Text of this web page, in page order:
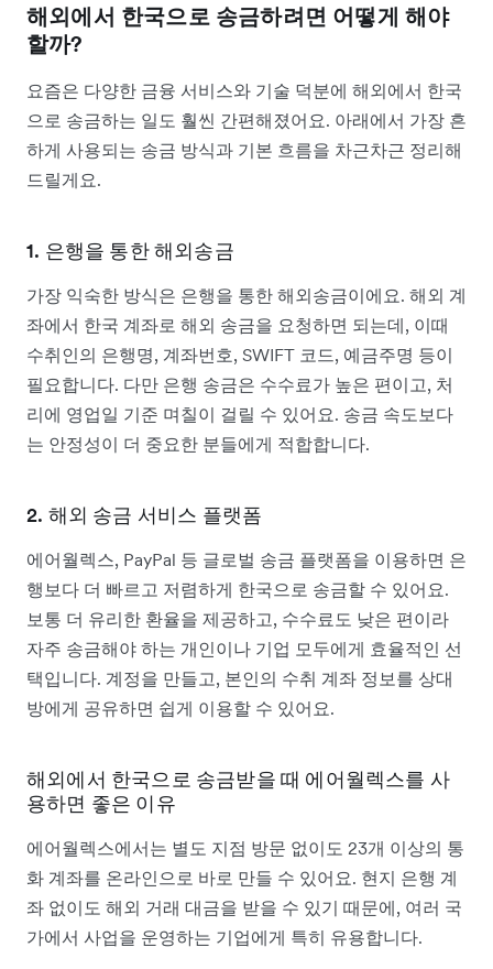
해외에서 한국으로 송금하려면 어떻게 해야
할까?
요즘은 다양한 금융 서비스와 기술 덕분에 해외에서 한국
으로 송금하는 일도 훨씬 간편해졌어요. 아래에서 가장 흔
하게 사용되는 송금 방식과 기본 흐름을 차근차근 정리해
드릴게요.
1. 은행을 통한 해외송금
가장 익숙한 방식은 은행을 통한 해외송금이에요. 해외 계
좌에서 한국 계좌로 해외 송금을 요청하면 되는데, 이때
수취인의 은행명, 계좌번호, SWIFT 코드, 예금주명 등이
필요합니다. 다만 은행 송금은 수수료가 높은 편이고, 처
리에 영업일 기준 며칠이 걸릴 수 있어요. 송금 속도보다
는 안정성이 더 중요한 분들에게 적합합니다.
2. 해외 송금 서비스 플랫폼
에어월렉스, PayPal 등 글로벌 송금 플랫폼을 이용하면 은
행보다 더 빠르고 저렴하게 한국으로 송금할 수 있어요.
보통 더 유리한 환율을 제공하고, 수수료도 낮은 편이라
자주 송금해야 하는 개인이나 기업 모두에게 효율적인 선
택입니다. 계정을 만들고, 본인의 수취 계좌 정보를 상대
방에게 공유하면 쉽게 이용할 수 있어요.
해외에서 한국으로 송금받을 때 에어월렉스를 사
용하면 좋은 이유
에어월렉스에서는 별도 지점 방문 없이도 23개 이상의 통
화 계좌를 온라인으로 바로 만들 수 있어요. 현지 은행 계
좌 없이도 해외 거래 대금을 받을 수 있기 때문에, 여러 국
가에서 사업을 운영하는 기업에게 특히 유용합니다.